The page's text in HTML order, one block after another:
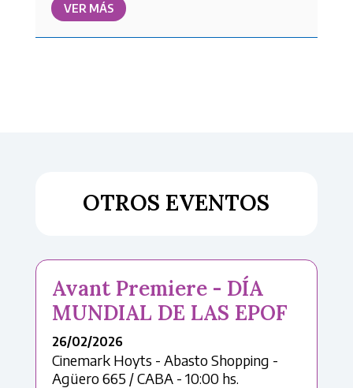
VER MÁS
OTROS EVENTOS
Avant Premiere - DÍA
MUNDIAL DE LAS EPOF
26/02/2026
Cinemark Hoyts - Abasto Shopping -
Agüero 665 / CABA - 10:00 hs.